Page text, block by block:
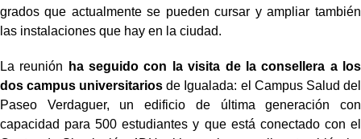
grados que actualmente se pueden cursar y ampliar también
las instalaciones que hay en la ciudad.
La reunión
ha seguido con la visita de la consellera a los
dos campus universitarios de Igualada: el Campus Salud del
Paseo Verdaguer, un edificio de última generación con
capacidad para 500 estudiantes y que está conectado con el